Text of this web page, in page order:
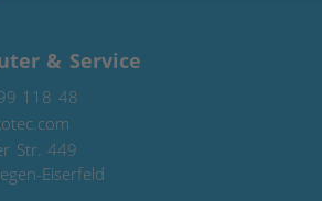
& Service
118 48
Str. 449
Eiserfeld